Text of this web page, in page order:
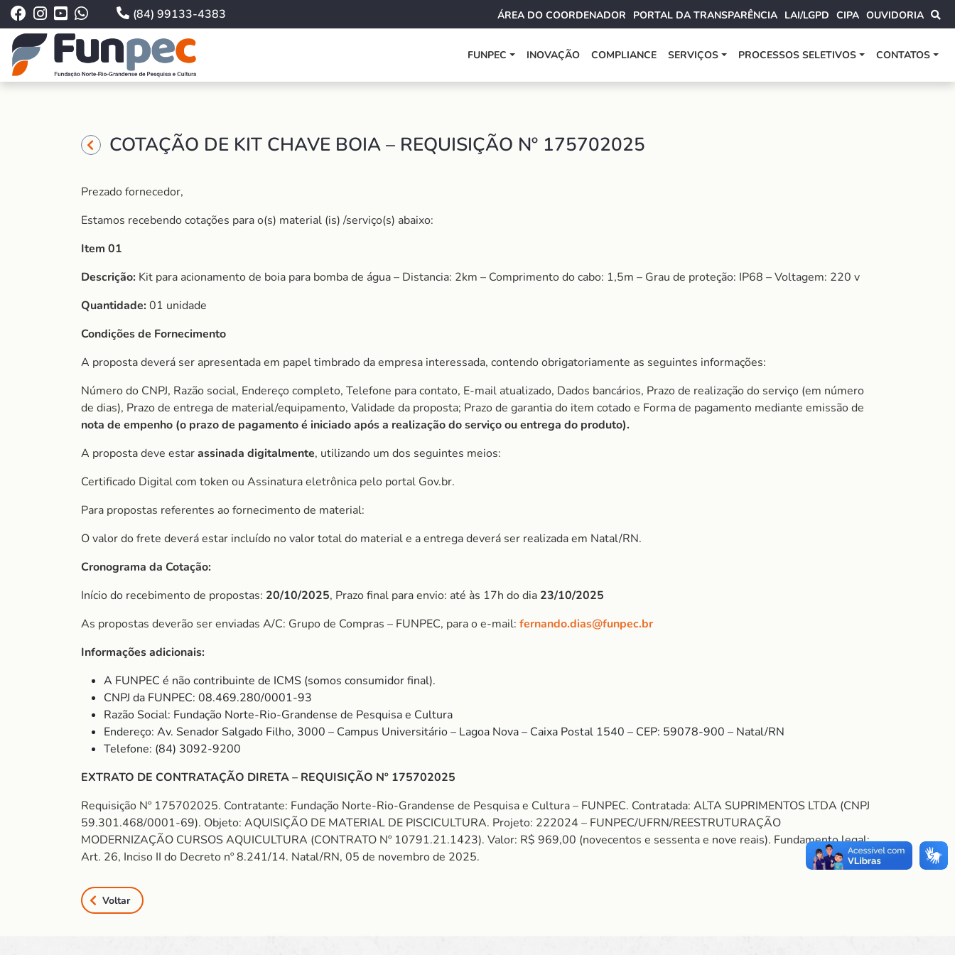
(84) 99133-4383 ÁREA DO COORDENADOR PORTAL DA TRANSPARÊNCIA LAI/LGPD CIPA OUVIDORIA
FUNPEC INOVAÇÃO COMPLIANCE SERVIÇOS PROCESSOS SELETIVOS CONTATOS
COTAÇÃO DE KIT CHAVE BOIA – REQUISIÇÃO Nº 175702025
Prezado fornecedor,
Estamos recebendo cotações para o(s) material (is) /serviço(s) abaixo:
Item 01
Descrição: Kit para acionamento de boia para bomba de água – Distancia: 2km – Comprimento do cabo: 1,5m – Grau de proteção: IP68 – Voltagem: 220 v
Quantidade:01 unidade
Condições de Fornecimento
A proposta deverá ser apresentada em papel timbrado da empresa interessada, contendo obrigatoriamente as seguintes informações:
Número do CNPJ, Razão social, Endereço completo, Telefone para contato, E-mail atualizado, Dados bancários, Prazo de realização do serviço (em número
de dias), Prazo de entrega de material/equipamento, Validade da proposta; Prazo de garantia do item cotado e Forma de pagamento mediante emissão de
nota de empenho (o prazo de pagamento é iniciado após a realização do serviço ou entrega do produto).
A proposta deve estarassinada digitalmente, utilizando um dos seguintes meios:
Certificado Digital com token ou Assinatura eletrônica pelo portal Gov.br.
Para propostas referentes ao fornecimento de material:
O valor do frete deverá estar incluído no valor total do material e a entrega deverá ser realizada em Natal/RN.
Cronograma da Cotação:
Início do recebimento de propostas: 20/10/2025, Prazo final para envio: até às 17h do dia 23/10/2025
As propostas deverão ser enviadas A/C: Grupo de Compras – FUNPEC, para o e-mail: fernando.dias@funpec.br
Informações adicionais:
A FUNPEC é não contribuinte de ICMS (somos consumidor final).
CNPJ da FUNPEC: 08.469.280/0001-93
Razão Social: Fundação Norte-Rio-Grandense de Pesquisa e Cultura
Endereço: Av. Senador Salgado Filho, 3000 – Campus Universitário – Lagoa Nova – Caixa Postal 1540 – CEP: 59078-900 – Natal/RN
Telefone: (84) 3092-9200
EXTRATO DE CONTRATAÇÃO DIRETA – REQUISIÇÃO Nº 175702025
Requisição Nº 175702025. Contratante: Fundação Norte-Rio-Grandense de Pesquisa e Cultura – FUNPEC. Contratada: ALTA SUPRIMENTOS LTDA (CNPJ
59.301.468/0001-69). Objeto: AQUISIÇÃO DE MATERIAL DE PISCICULTURA. Projeto: 222024 – FUNPEC/UFRN/REESTRUTURAÇÃO
MODERNIZAÇÃO CURSOS AQUICULTURA (CONTRATO Nº 10791.21.1423). Valor: R$ 969,00 (novecentos e sessenta e nove reais). Fundamento legal:
Art. 26, Inciso II do Decreto nº 8.241/14. Natal/RN, 05 de novembro de 2025.
Voltar